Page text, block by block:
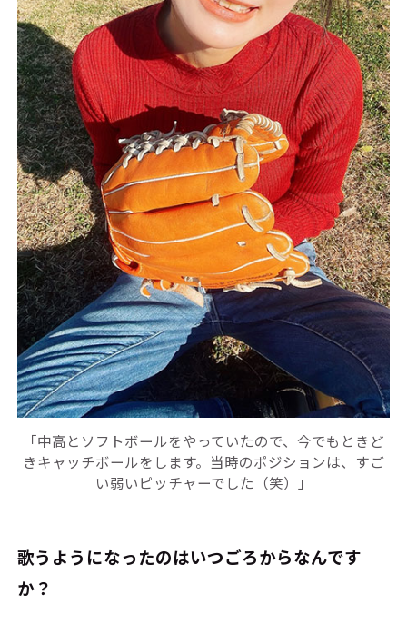
「中高とソフトボールをやっていたので、今でもときど
きキャッチボールをします。当時のポジションは、すご
い弱いピッチャーでした（笑）」
――歌うようになったのはいつごろからなんです
か？